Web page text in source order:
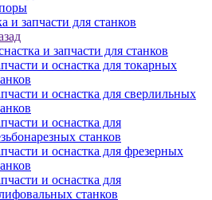
и запчасти для станков
и запчасти для станков
и оснастка для токарных
и оснастка для сверлильных
и оснастка для
станков
и оснастка для фрезерных
и оснастка для
станков